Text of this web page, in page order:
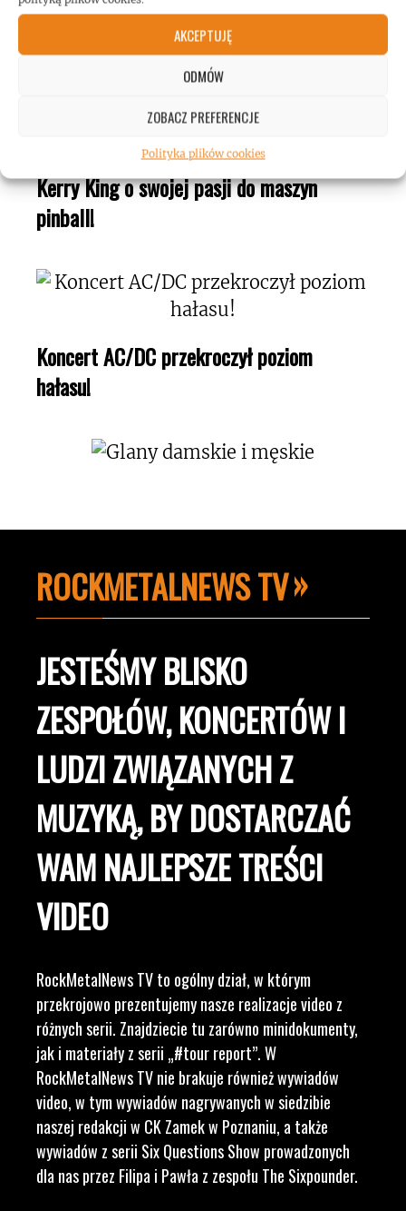
AKCEPTUJĘ
ODMÓW
ZOBACZ PREFERENCJE
Polityka plików cookies
Mężczyzna wspiął się na wieżowiec w
Taipej! Podczas wspinaczki słuchał Toola!
Kerry King o swojej pasji do maszyn
pinball!
Koncert AC/DC przekroczył poziom
hałasu!
ROCKMETALNEWS TV
JESTEŚMY BLISKO
ZESPOŁÓW, KONCERTÓW I
LUDZI ZWIĄZANYCH Z
MUZYKĄ, BY DOSTARCZAĆ
WAM NAJLEPSZE TREŚCI
VIDEO
RockMetalNews TV to ogólny dział, w którym
przekrojowo prezentujemy nasze realizacje video z
różnych serii. Znajdziecie tu zarówno minidokumenty,
jak i materiały z serii „#tour report”. W
RockMetalNews TV nie brakuje również wywiadów
video, w tym wywiadów nagrywanych w siedzibie
naszej redakcji w CK Zamek w Poznaniu, a także
wywiadów z serii Six Questions Show prowadzonych
dla nas przez Filipa i Pawła z zespołu The Sixpounder.